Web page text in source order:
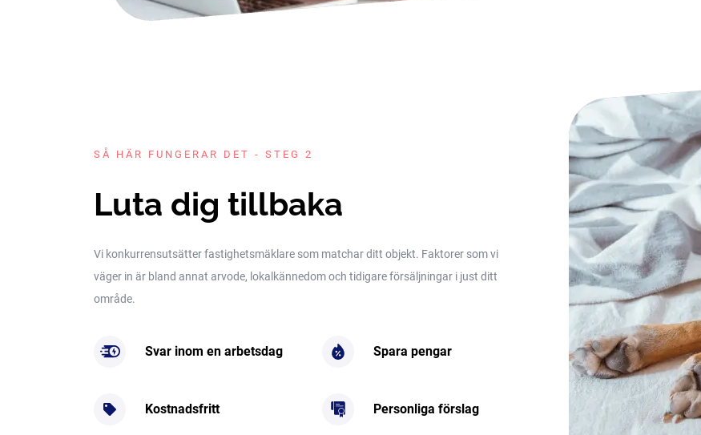
SÅ HÄR FUNGERAR DET - STEG 2
Luta dig tillbaka
Vi konkurrensutsätter fastighetsmäklare som matchar ditt objekt. Faktorer som vi
väger in är bland annat arvode, lokalkännedom och tidigare försäljningar i just ditt
område.
Svar inom en arbetsdag Spara pengar
Kostnadsfritt Personliga förslag